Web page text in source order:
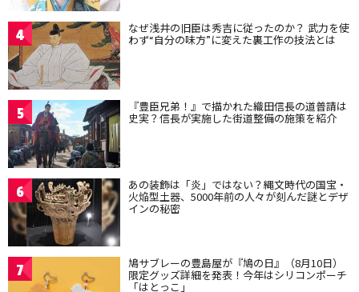
4 なぜ浅井の旧臣は秀吉に従ったのか？ 武力を使
わず“自分の味方”に変えた裏工作の技法とは
5 『豊臣兄弟！』で描かれた織田信長の道普請は
史実？信長が実施した街道整備の施策を紹介
6 あの装飾は「炎」ではない？縄文時代の国宝・
火焔型土器、5000年前の人々が刻んだ謎とデザ
インの秘密
7 鳩サブレーの豊島屋が『鳩の日』（8月10日）
限定グッズ詳細を発表！今年はシリコンポーチ
「はとっこ」